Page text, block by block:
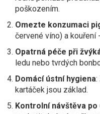
poškozením.
Omezte konzumaci
červené víno) a kouření
Opatrná péče při
ledu nebo tvrdých
Domácí ústní hygiena:
kartáček jsou základ.
Kontrolní návštěva